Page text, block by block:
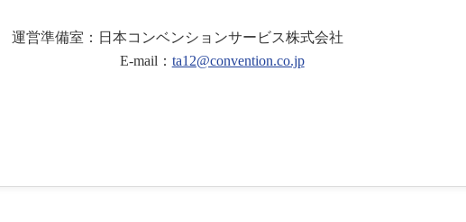
運営準備室：日本コンベンションサービス株式会社
E-mail： ta12@convention.co.jp